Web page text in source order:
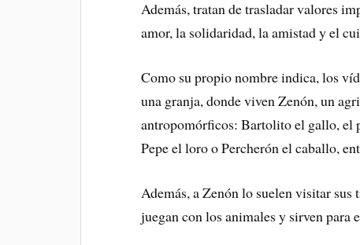
Además, tratan de trasladar valores
amor, la solidaridad, la amistad y el
Como su propio nombre indica, los
una granja, donde viven Zenón, un
antropomórficos: Bartolito el gallo, el
Pepe el loro o Percherón el caballo,
Además, a Zenón lo suelen visitar
juegan con los animales y sirven para